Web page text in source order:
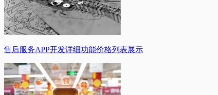
售后服务APP开发详细功能价格列表展示